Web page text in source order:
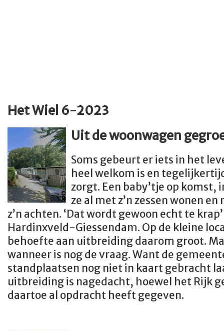
Het Wiel 6-2023
Uit de woonwagen
Soms gebeurt er iets in het
heel welkom is en
zorgt. Een baby’tje op komst,
ze al met z’n zessen wonen
z’n achten. ‘Dat wordt gewoon echt te
Hardinxveld-Giessendam. Op de kleine
behoefte aan uitbreiding daarom groot.
wanneer is nog de vraag. Want de
standplaatsen nog niet in kaart gebracht
uitbreiding is nagedacht, hoewel het Rijk
daartoe al opdracht heeft gegeven.